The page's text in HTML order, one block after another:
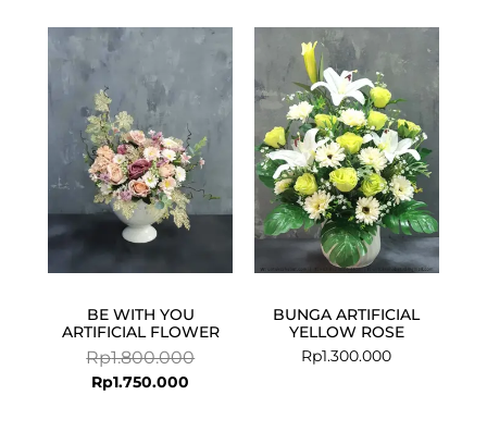
BE WITH YOU
ARTIFICIAL FLOWER
Rp1.800.000
Original
price
Rp1.800.000.
Rp1.750.000
Current
price
Rp1.750.000.
BUNGA ARTIFICIAL
YELLOW ROSE
Rp1.300.000